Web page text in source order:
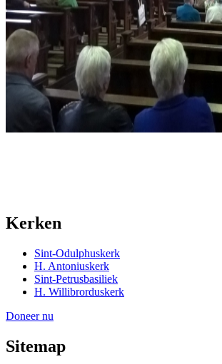
Kerken
Sint-Odulphuskerk
H. Antoniuskerk
Sint-Petrusbasiliek
H. Willibrorduskerk
Doneer nu
Sitemap